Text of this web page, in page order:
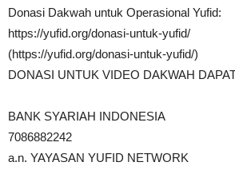
Donasi Dakwah untuk Operasional Yufid:
https://yufid.org/donasi-untuk-yufid/
(https://yufid.org/donasi-untuk-yufid/)
DONASI UNTUK VIDEO DAKWAH
BANK SYARIAH INDONESIA
7086882242
a.n. YAYASAN YUFID NETWORK